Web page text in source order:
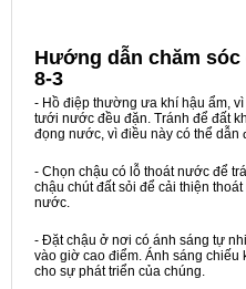
Hướng dẫn chăm
8-3
- Hồ điệp thường ưa khí hậu ẩm,
tưới nước đều đặn. Tránh để đất
đọng nước, vì điều này có thể dẫn
- Chọn chậu có lỗ thoát nước để
chậu chút đất sỏi để cải thiện
nước.
- Đặt chậu ở nơi có ánh sáng tự
vào giờ cao điểm. Ánh sáng
cho sự phát triển của chúng.